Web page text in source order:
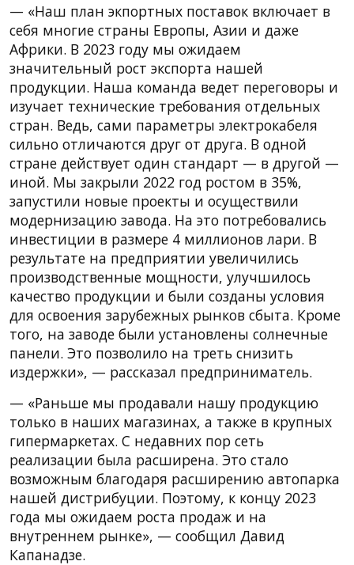
— «Наш план экпортных поставок включает в
себя многие страны Европы, Азии и даже
Африки. В 2023 году мы ожидаем
значительный рост экспорта нашей
продукции. Наша команда ведет переговоры и
изучает технические требования отдельных
стран. Ведь, сами параметры электрокабеля
сильно отличаются друг от друга. В одной
стране действует один стандарт — в другой —
иной. Мы закрыли 2022 год ростом в 35%,
запустили новые проекты и осуществили
модернизацию завода. На это потребовались
инвестиции в размере 4 миллионов лари. В
результате на предприятии увеличились
производственные мощности, улучшилось
качество продукции и были созданы условия
для освоения зарубежных рынков сбыта. Кроме
того, на заводе были установлены солнечные
панели. Это позволило на треть снизить
издержки», — рассказал предприниматель.
— «Раньше мы продавали нашу продукцию
только в наших магазинах, а также в крупных
гипермаркетах. С недавних пор сеть
реализации была расширена. Это стало
возможным благодаря расширению автопарка
нашей дистрибуции. Поэтому, к концу 2023
года мы ожидаем роста продаж и на
внутреннем рынке», — сообщил Давид
Капанадзе.